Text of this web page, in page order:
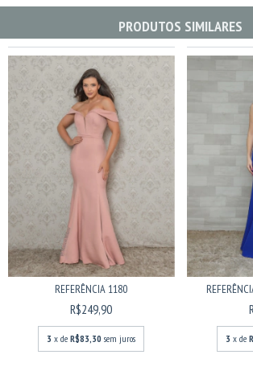
PRODUTOS SIMILARES
REFERÊNCIA 1180
R$249,90
3 x deR$83,30 sem juros 3 x de